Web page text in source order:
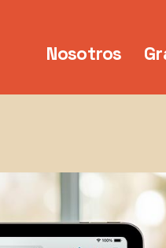
Nosotros